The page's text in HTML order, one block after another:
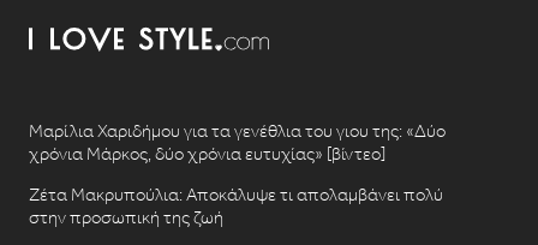
Μαρίλια Χαριδήμου για τα γενέθλια του γιου της: «Δύο
χρόνια Μάρκος, δύο χρόνια ευτυχίας» [βίντεο]
Ζέτα Μακρυπούλια: Αποκάλυψε τι απολαμβάνει πολύ
στην προσωπική της ζωή